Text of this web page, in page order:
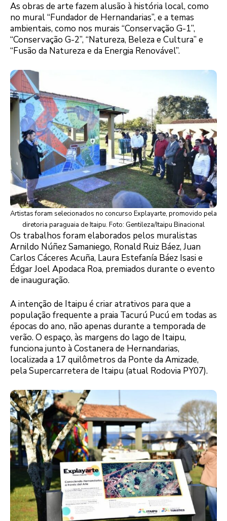
As obras de arte fazem alusão à história local, como
no mural “Fundador de Hernandarias”, e a temas
ambientais, como nos murais “Conservação G-1”,
“Conservação G-2”, “Natureza, Beleza e Cultura” e
“Fusão da Natureza e da Energia Renovável”.
Artistas foram selecionados no concurso Explayarte, promovido pela
diretoria paraguaia de Itaipu. Foto: Gentileza/Itaipu Binacional
Os trabalhos foram elaborados pelos muralistas
Arnildo Núñez Samaniego, Ronald Ruiz Báez, Juan
Carlos Cáceres Acuña, Laura Estefanía Báez Isasi e
Édgar Joel Apodaca Roa, premiados durante o evento
de inauguração.
A intenção de Itaipu é criar atrativos para que a
população frequente a praia Tacurú Pucú em todas as
épocas do ano, não apenas durante a temporada de
verão. O espaço, às margens do lago de Itaipu,
funciona junto à Costanera de Hernandarias,
localizada a 17 quilômetros da Ponte da Amizade,
pela Supercarretera de Itaipu (atual Rodovia PY07).